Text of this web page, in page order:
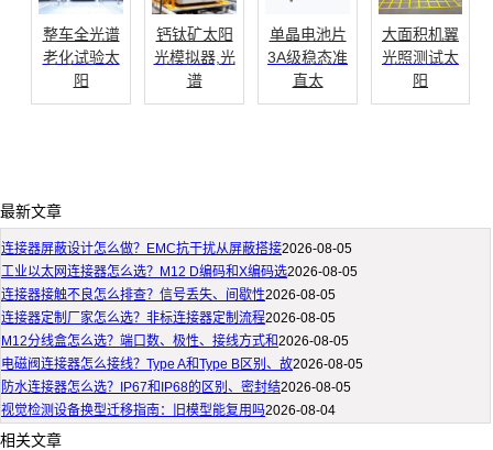
整车全光谱
老化试验太
阳
钙钛矿太阳
光模拟器,光
谱
单晶电池片
3A级稳态准
直太
大面积机翼
光照测试太
阳
最新文章
连接器屏蔽设计怎么做？EMC抗干扰从屏蔽搭接2026-08-05
工业以太网连接器怎么选？M12 D编码和X编码选2026-08-05
连接器接触不良怎么排查？信号丢失、间歇性2026-08-05
连接器定制厂家怎么选？非标连接器定制流程2026-08-05
M12分线盒怎么选？端口数、极性、接线方式和2026-08-05
电磁阀连接器怎么接线？Type A和Type B区别、故2026-08-05
防水连接器怎么选？IP67和IP68的区别、密封结2026-08-05
视觉检测设备换型迁移指南：旧模型能复用吗2026-08-04
相关文章